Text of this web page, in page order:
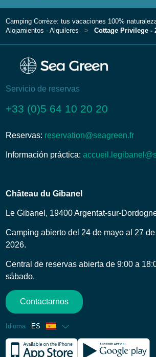
Camping Corrèze: tus vacaciones 100%
Alojamientos - Alquileres
Cottage Privilege -
Servicio de reservas
+33 (0)5 64 10 20 20
Reservas: reservation@seagreen.fr
Información práctica:
Château du Gibanel
Le Gibanel, 19400 Argentat-sur-
Camping abierto del 24 de mayo al 27
2026.
Central de reservas abierta de 9:00 a
sábado.
Contactarnos
Idioma ES
Francés